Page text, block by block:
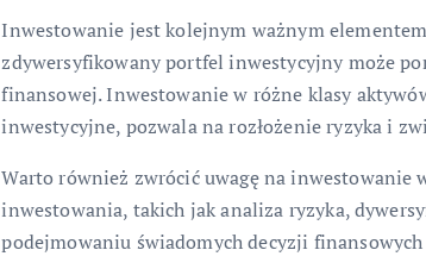
Inwestowanie jest kolejnym ważnym
zdywersyfikowany portfel inwestycyjny może
finansowej. Inwestowanie w różne klasy
inwestycyjne, pozwala na rozłożenie ryzyka i
Warto również zwrócić uwagę na inwestowanie
inwestowania, takich jak analiza ryzyka,
podejmowaniu świadomych decyzji